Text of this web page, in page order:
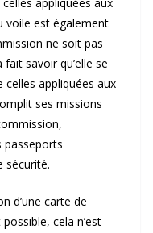
voile est également
ne soit pas
savoir qu’elle se
appliquées aux
ses missions
passeports
sécurité.
d’une carte de
cela n’est